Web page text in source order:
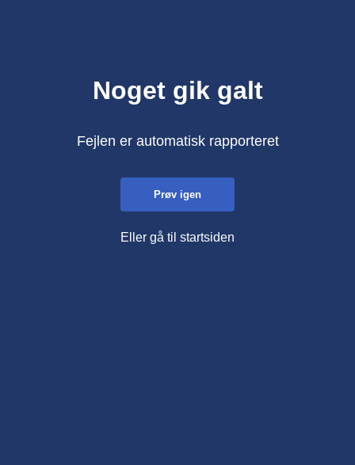
Noget gik galt
Fejlen er automatisk rapporteret
Prøv igen
Eller gå til startsiden